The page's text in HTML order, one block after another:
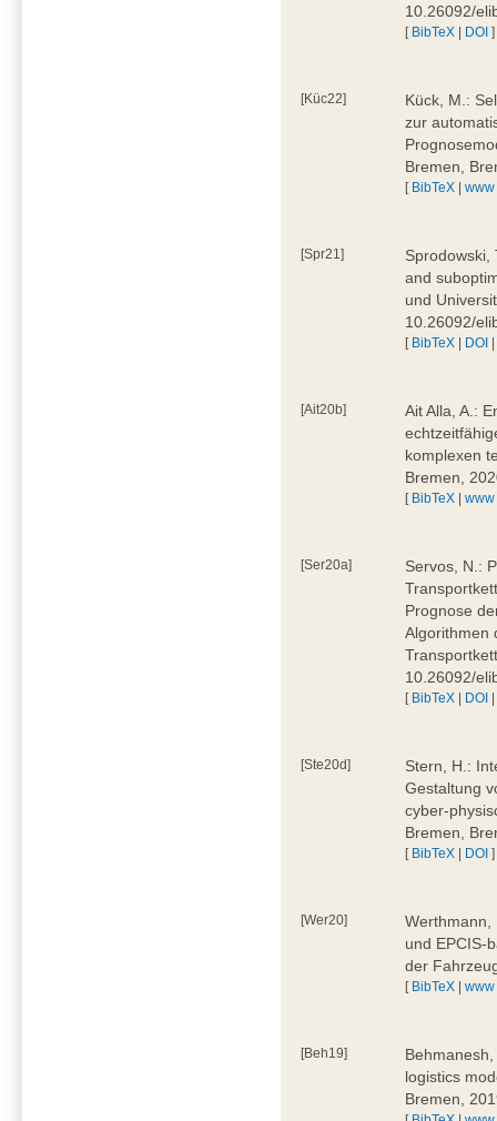
10.26092/
[ BibTeX | DOI ]
[Küc22]
Kück, M.:
zur
Bremen,
[ BibTeX |www
[Spr21]
Sprodowski,
and
und
10.26092/
[ BibTeX | DOI
[Ait20b]
Ait Alla, A.:
komplexen
Bremen,
[ BibTeX |www
[Ser20a]
Servos, N.:
Prognose
Algorithmen
10.26092/
[ BibTeX | DOI
[Ste20d]
Stern, H.:
Gestaltung
cyber-
Bremen,
[ BibTeX | DOI ]
[Wer20]
Werthmann,
und EPCIS-
der
[ BibTeX |www
[Beh19]
logistics
Bremen,